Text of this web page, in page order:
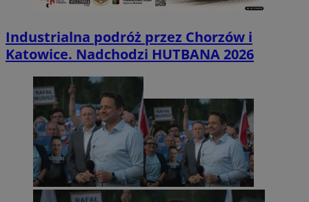
Industrialna podróż przez Chorzów i
Katowice. Nadchodzi HUTBANA 2026